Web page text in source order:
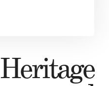
Heritage